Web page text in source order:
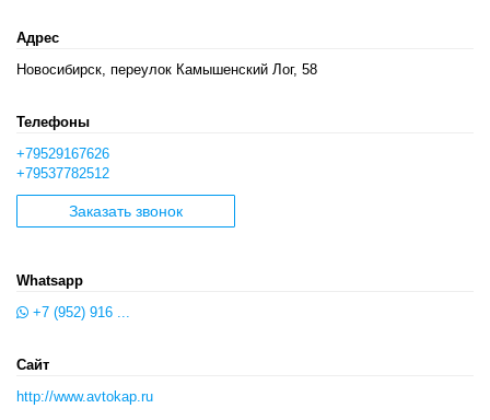
Адрес
Новосибирск, переулок Камышенский Лог, 58
Телефоны
+79529167626
+79537782512
Заказать звонок
Whatsapp
+7 (952) 916 ...
Сайт
http://www.avtokap.ru